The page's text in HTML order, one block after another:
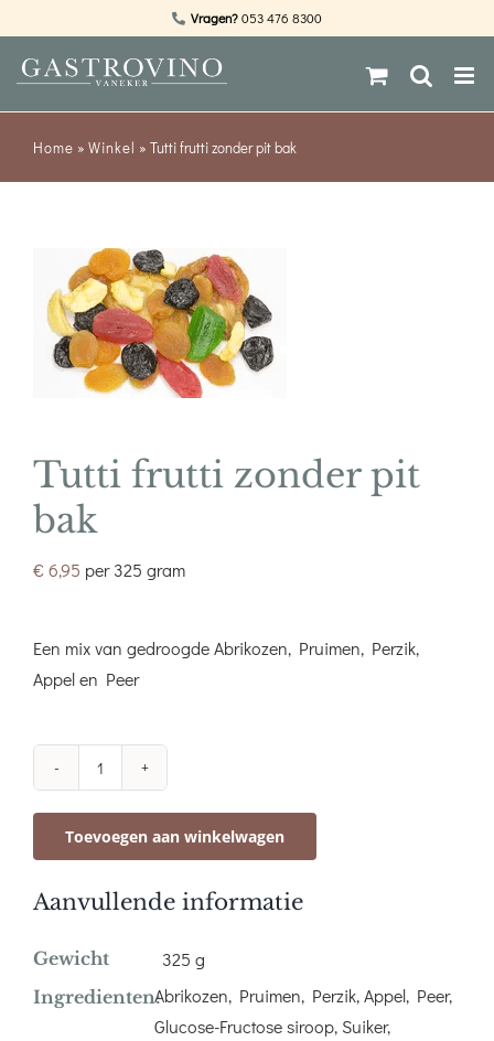
inhoud
Vragen?053 476 8300
Home » Winkel » Tutti frutti zonder pit bak
Tutti frutti zonder pit
bak
€6,95 per 325 gram
Een mix van gedroogde Abrikozen, Pruimen, Perzik,
Appel en Peer
Tutti
frutti
zonder
bak
Toevoegen aan winkelwagen
Aanvullende informatie
Gewicht 325 g
Ingredienten:Abrikozen, Pruimen, Perzik, Appel, Peer,
Glucose-Fructose siroop, Suiker,